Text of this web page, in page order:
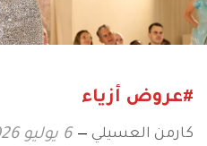
#عروض أزياء
كارمن العسيلي 6 يوليو 2026